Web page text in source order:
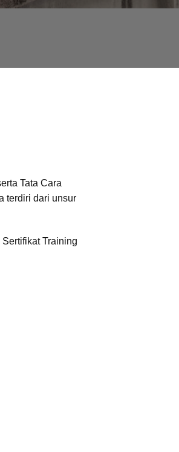
Tata Cara
terdiri dari unsur
Training